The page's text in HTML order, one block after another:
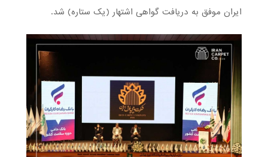
ایران موفق به دریافت گواهی اشتهار (یک ستاره) شد.